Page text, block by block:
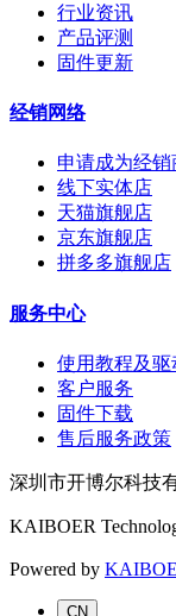
行业资讯
产品评测
固件更新
经销网络
申请成为经销
线下实体店
天猫旗舰店
京东旗舰店
拼多多旗舰店
服务中心
使用教程及驱
客户服务
固件下载
售后服务政策
深圳市开博尔科技
KAIBOER
Powered by
CN